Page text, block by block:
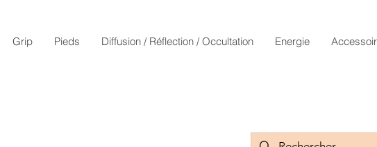
Grip Pieds Diffusion / Réflection / Occultation Energie